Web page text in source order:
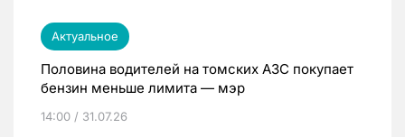
Актуальное
Половина водителей на томских АЗС покупает
бензин меньше лимита — мэр
14:00 / 31.07.26